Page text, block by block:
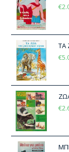
€
ΤΑ
€
€